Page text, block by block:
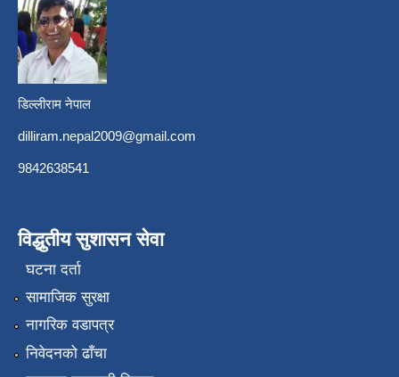
डिल्लीराम नेपाल
dilliram.nepal2009@gmail.com
9842638541
विद्धुतीय सुशासन सेवा
घटना दर्ता
सामाजिक सुरक्षा
नागरिक वडापत्र
निवेदनको ढाँचा